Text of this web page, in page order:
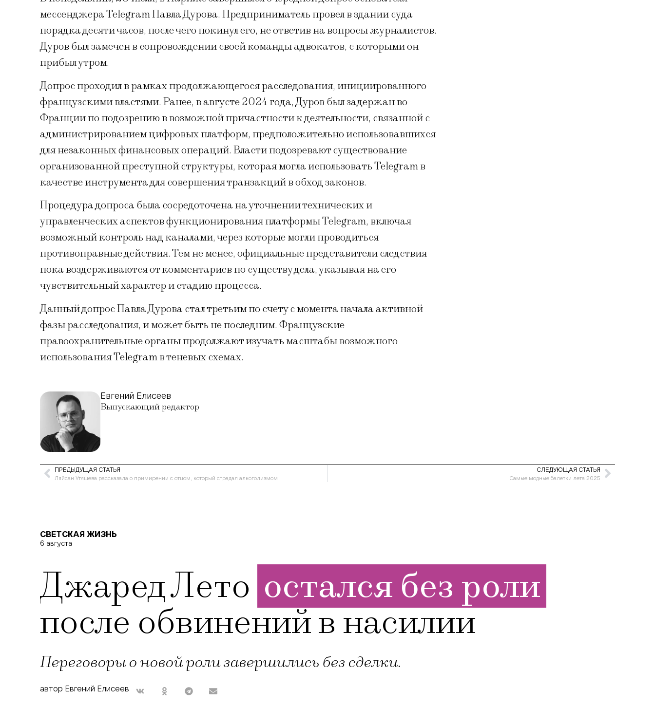
мессенджера Telegram Павла Дурова. Предприниматель провел в здании суда
порядка десяти часов, после чего покинул его, не ответив на вопросы журналистов.
Дуров был замечен в сопровождении своей команды адвокатов, с которыми он
прибыл утром.
Допрос проходил в рамках продолжающегося расследования, инициированного
французскими властями. Ранее, в августе 2024 года, Дуров был задержан во
Франции по подозрению в возможной причастности к деятельности, связанной с
администрированием цифровых платформ, предположительно использовавшихся
для незаконных финансовых операций. Власти подозревают существование
организованной преступной структуры, которая могла использовать Telegram в
качестве инструмента для совершения транзакций в обход законов.
Процедура допроса была сосредоточена на уточнении технических и
управленческих аспектов функционирования платформы Telegram, включая
возможный контроль над каналами, через которые могли проводиться
противоправные действия. Тем не менее, официальные представители следствия
пока воздерживаются от комментариев по существу дела, указывая на его
чувствительный характер и стадию процесса.
Данный допрос Павла Дурова стал третьим по счету с момента начала активной
фазы расследования, и может быть не последним. Французские
правоохранительные органы продолжают изучать масштабы возможного
использования Telegram в теневых схемах.
Евгений Елисеев
Выпускающий редактор
ПРЕДЫДУЩАЯ СТАТЬЯ
Ляйсан Утяшева рассказала о примирении с отцом, который страдал алкоголизмом
СЛЕДУЮЩАЯ СТАТЬЯ
Самые модные балетки лета 2025
СВЕТСКАЯ ЖИЗНЬ
6 августа
Джаред Лето остался без роли
после обвинений в насилии
Переговоры о новой роли завершились без сделки.
автор Евгений Елисеев